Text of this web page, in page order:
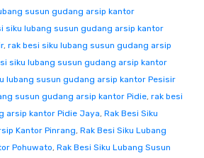
susun gudang arsip kantor
siku lubang susun gudang arsip kantor
, rak besi siku lubang susun gudang arsip
siku lubang susun gudang arsip kantor
lubang susun gudang arsip kantor Pesisir
susun gudang arsip kantor Pidie, rak besi
arsip kantor Pidie Jaya, Rak Besi Siku
Kantor Pinrang, Rak Besi Siku Lubang
Pohuwato, Rak Besi Siku Lubang Susun